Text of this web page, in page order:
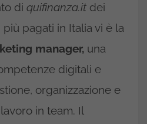
di quifinanza.it dei
pagati in Italia vi è la
manager, una
digitali e
organizzazione e
in team. Il